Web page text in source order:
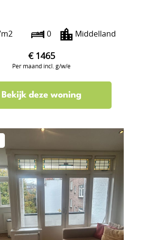
0 Middelland
€ 1465
Per maand incl. g/w/e
Bekijk deze woning